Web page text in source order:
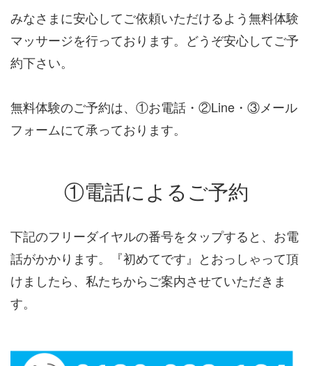
みなさまに安心してご依頼いただけるよう無料体験
マッサージを行っております。どうぞ安心してご予
約下さい。
無料体験のご予約は、①お電話・②Line・③メール
フォームにて承っております。
①電話によるご予約
下記のフリーダイヤルの番号をタップすると、お電
話がかかります。『初めてです』とおっしゃって頂
けましたら、私たちからご案内させていただきま
す。